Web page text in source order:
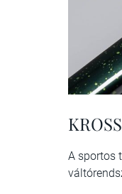
A sportos